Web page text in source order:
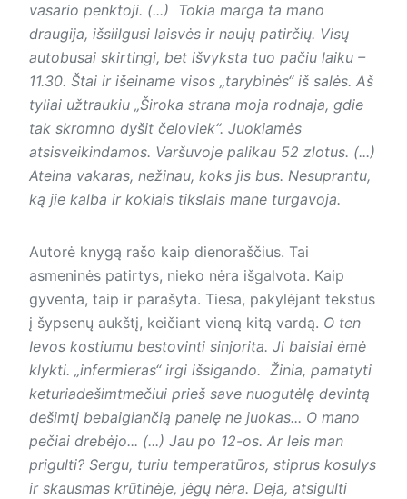
vasario penktoji. (...) Tokia marga ta mano
draugija, išsiilgusi laisvės ir naujų patirčių. Visų
autobusai skirtingi, bet išvyksta tuo pačiu laiku –
11.30. Štai ir išeiname visos „tarybinės“ iš salės. Aš
tyliai užtraukiu „Široka strana moja rodnaja, gdie
tak skromno dyšit čeloviek“. Juokiamės
atsisveikindamos. Varšuvoje palikau 52 zlotus. (...)
Ateina vakaras, nežinau, koks jis bus. Nesuprantu,
ką jie kalba ir kokiais tikslais mane turgavoja.
Autorė knygą rašo kaip dienoraščius. Tai
asmeninės patirtys, nieko nėra išgalvota. Kaip
gyventa, taip ir parašyta. Tiesa, pakylėjant tekstus
į šypsenų aukštį, keičiant vieną kitą vardą. O ten
Ievos kostiumu bestovinti sinjorita. Ji baisiai ėmė
klykti. „infermieras“ irgi išsigando. Žinia, pamatyti
keturiadešimtmečiui prieš save nuogutėlę devintą
dešimtį bebaigiančią panelę ne juokas... O mano
pečiai drebėjo... (...) Jau po 12-os. Ar leis man
prigulti? Sergu, turiu temperatūros, stiprus kosulys
ir skausmas krūtinėje, jėgų nėra. Deja, atsigulti